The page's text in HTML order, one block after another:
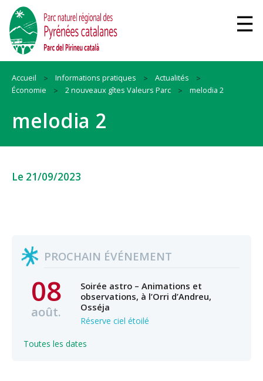
Accueil Informations pratiques
Actualités
Économie
2 nouveaux gîtes Valeurs Parc melodia 2
melodia 2
Le 21/09/2023
PROCHAIN ÉVÉNEMENT
08
août.
Soirée astro – Animations et
observations, à l’Orri d’Andreu,
Osséja
Réserve ciel étoilé
Toutes les dates